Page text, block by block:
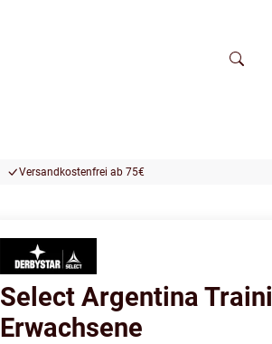
Versandkostenfrei ab 75€
Select Argentina
Erwachsene